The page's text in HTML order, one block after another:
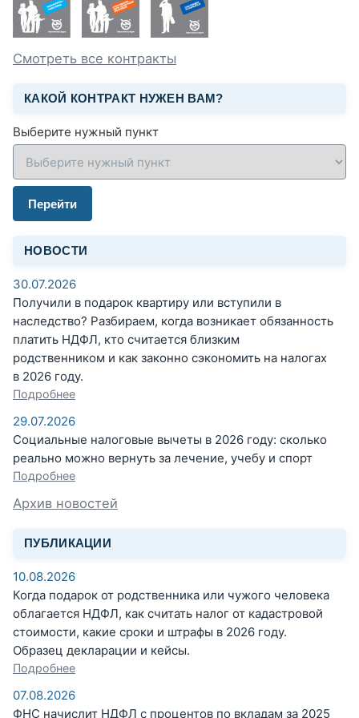
Смотреть все контракты
КАКОЙ КОНТРАКТ НУЖЕН ВАМ?
Выберите нужный пункт
Перейти
НОВОСТИ
30.07.2026
Получили в подарок квартиру или вступили в
наследство? Разбираем, когда возникает обязанность
платить НДФЛ, кто считается близким
родственником и как законно сэкономить на налогах
в 2026 году.
Подробнее
29.07.2026
Социальные налоговые вычеты в 2026 году: сколько
реально можно вернуть за лечение, учебу и спорт
Подробнее
Архив новостей
ПУБЛИКАЦИИ
10.08.2026
Когда подарок от родственника или чужого человека
облагается НДФЛ, как считать налог от кадастровой
стоимости, какие сроки и штрафы в 2026 году.
Образец декларации и кейсы.
Подробнее
07.08.2026
ФНС начислит НДФЛ с процентов по вкладам за 2025